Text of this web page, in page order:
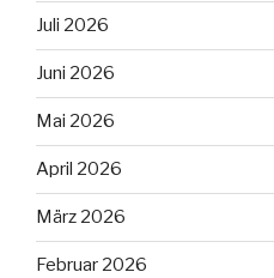
Juli 2026
Juni 2026
Mai 2026
April 2026
März 2026
Februar 2026